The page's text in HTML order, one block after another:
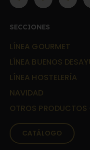
SECCIONES
LÍNEA GOURMET
LÍNEA BUENOS
LÍNEA HOSTELERÍA
NAVIDAD
OTROS
CATÁLOGO